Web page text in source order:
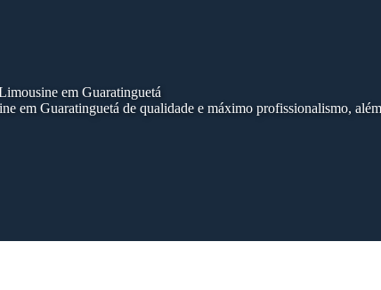
em Guaratinguetá
em Guaratinguetá de qualidade e máximo profissionalismo,